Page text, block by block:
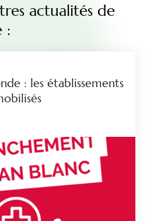
actualités de
:
: les établissements